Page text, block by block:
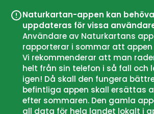
Naturkartan-appen kan behöva
uppdateras för vissa
Användare av Naturkartans
rapporterar i sommar att appen
Vi rekommenderar att man
helt från sin telefon i så fall och
igen! Då skall den fungera
befintliga appen skall ersättas
efter sommaren. Den gamla
all data för hela landet lokalt i